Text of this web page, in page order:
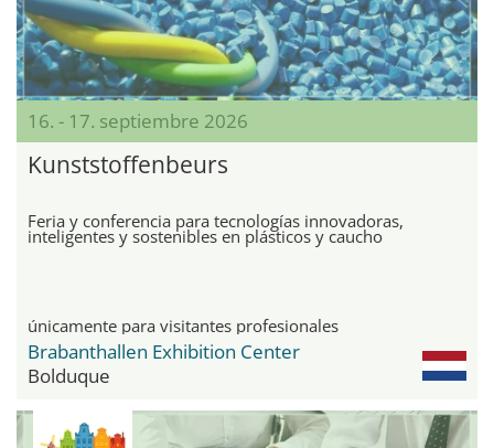
16. - 17. septiembre 2026
Kunststoffenbeurs
Feria y conferencia para tecnologías innovadoras,
inteligentes y sostenibles en plásticos y caucho
únicamente para visitantes profesionales
Brabanthallen Exhibition Center
Bolduque